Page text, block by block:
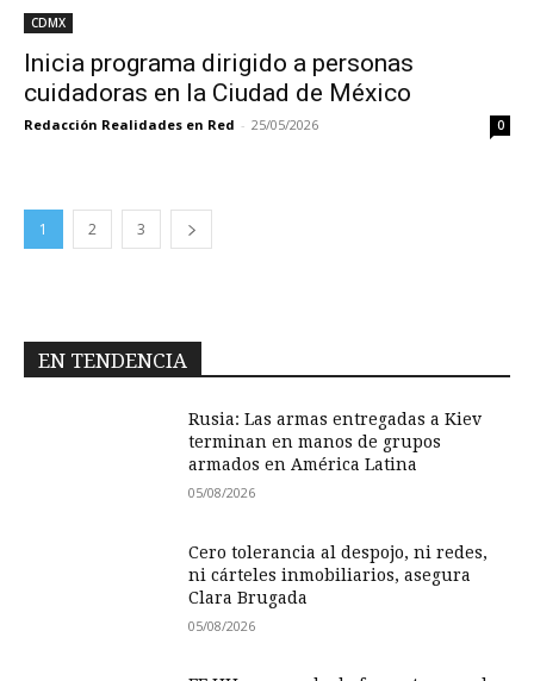
CDMX
Inicia programa dirigido a personas
cuidadoras en la Ciudad de México
Redacción Realidades en Red - 25/05/2026 0
1 2 3
EN TENDENCIA
Rusia: Las armas entregadas a Kiev
terminan en manos de grupos
armados en América Latina
05/08/2026
Cero tolerancia al despojo, ni redes,
ni cárteles inmobiliarios, asegura
Clara Brugada
05/08/2026